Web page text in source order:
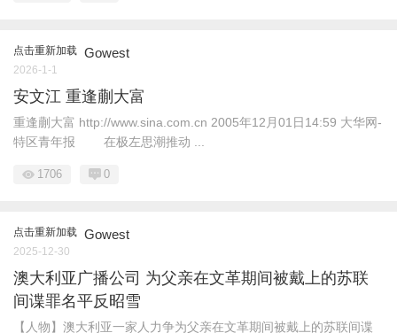
点击重新加载 Gowest
2026-1-1
安文江 重逢蒯大富
重逢蒯大富 http://www.sina.com.cn 2005年12月01日14:59 大华网-
特区青年报 在极左思潮推动 ...
1706 0
点击重新加载 Gowest
2025-12-30
澳大利亚广播公司 为父亲在文革期间被戴上的苏联
间谍罪名平反昭雪
【人物】澳大利亚一家人力争为父亲在文革期间被戴上的苏联间谍